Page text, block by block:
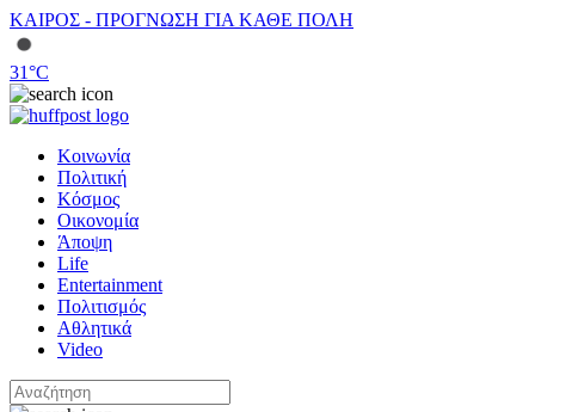
ΚΑΙΡΟΣ - ΠΡΟΓΝΩΣΗ ΓΙΑ ΚΑΘΕ ΠΟΛΗ
31°C
Κοινωνία
Πολιτική
Κόσμος
Οικονομία
Άποψη
Life
Entertainment
Πολιτισμός
Αθλητικά
Video